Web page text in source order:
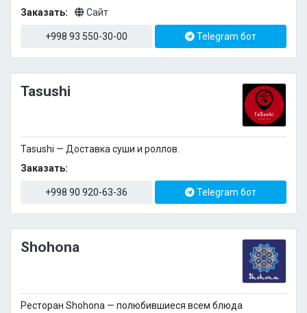
Заказать:
Сайт
+998 93 550-30-00 Telegram бот
Tasushi
Tasushi — Доставка суши и роллов.
Заказать:
+998 90 920-63-36 Telegram бот
Shohona
Ресторан Shohona — полюбившиеся всем блюда